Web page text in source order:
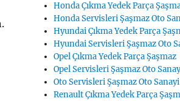
Honda Çıkma Yedek Parça
Honda Servisleri Şaşmaz Oto
Hyundai Çıkma Yedek Parça
Hyundai Servisleri Şaşmaz Oto
Opel Çıkma Yedek Parça Şaşmaz
Opel Servisleri Şaşmaz Oto
Oto Servisleri Şaşmaz Oto Sanayi
Renault Çıkma Yedek Parça